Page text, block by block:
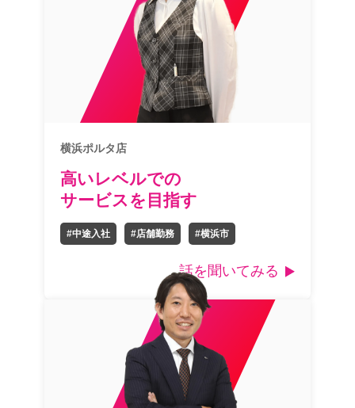
横浜ポルタ店
高いレベルでの
サービスを目指す
#中途入社 #店舗勤務 #横浜市
話を聞いてみる